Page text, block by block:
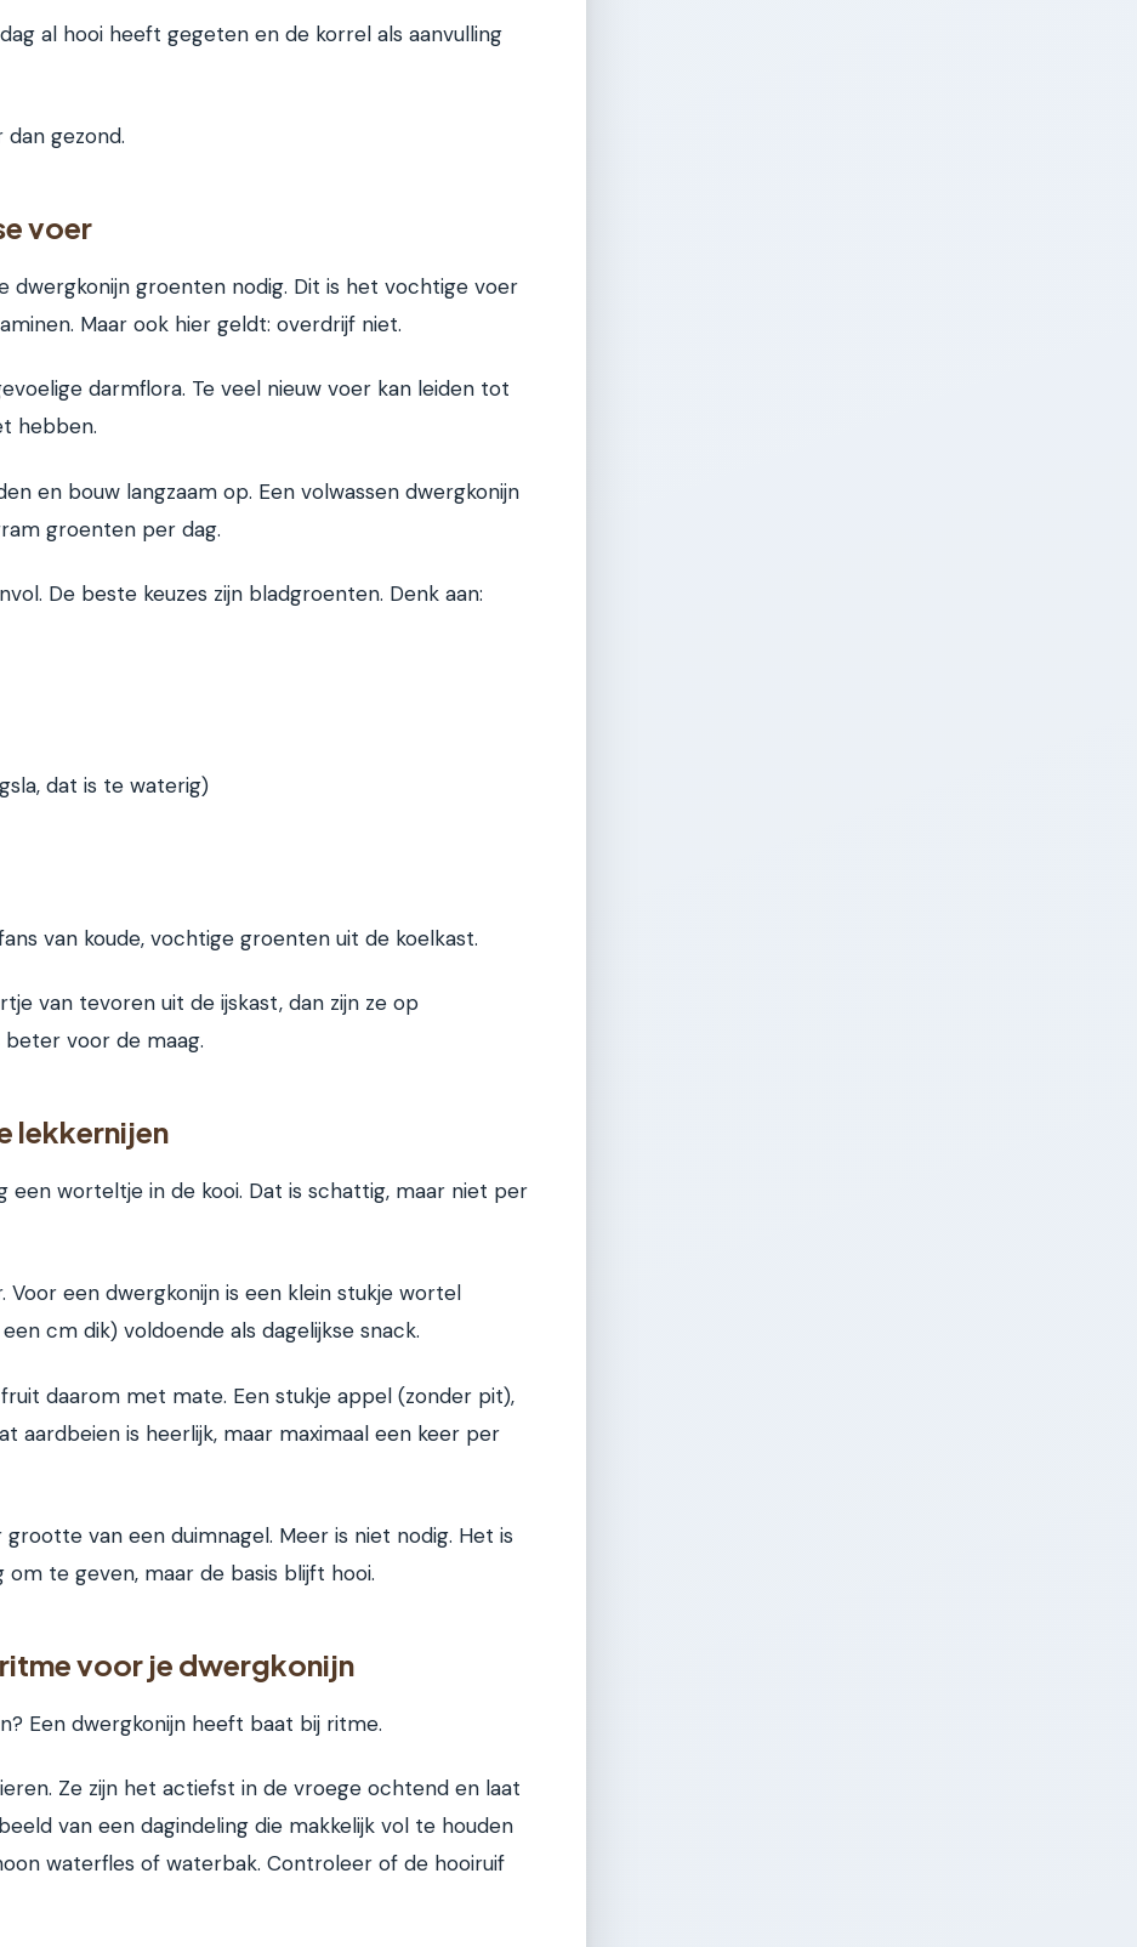
al hooi heeft gegeten en de korrel als aanvulling
gezond.
voer
dwergkonijn groenten nodig. Dit is het vochtige voer
Maar ook hier geldt: overdrijf niet.
darmflora. Te veel nieuw voer kan leiden tot
hebben.
en bouw langzaam op. Een volwassen dwergkonijn
groenten per dag.
De beste keuzes zijn bladgroenten. Denk aan:
dat is te waterig)
van koude, vochtige groenten uit de koelkast.
van tevoren uit de ijskast, dan zijn ze op
voor de maag.
lekkernijen
een worteltje in de kooi. Dat is schattig, maar niet per
een dwergkonijn is een klein stukje wortel
cm dik) voldoende als dagelijkse snack.
daarom met mate. Een stukje appel (zonder pit),
aardbeien is heerlijk, maar maximaal een keer per
van een duimnagel. Meer is niet nodig. Het is
om te geven, maar de basis blijft hooi.
voor je dwergkonijn
Een dwergkonijn heeft baat bij ritme.
Ze zijn het actiefst in de vroege ochtend en laat
van een dagindeling die makkelijk vol te houden
waterfles of waterbak. Controleer of de hooiruif